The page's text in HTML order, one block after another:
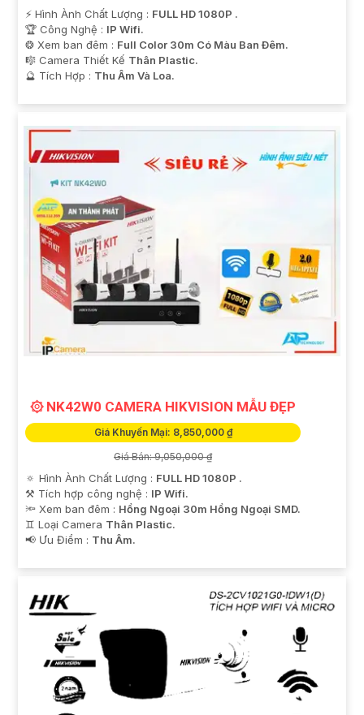
️⚡ Hình Ành Chất Lượng : FULL HD 1080P .
🏆 Công Nghệ : IP Wifi.
❂ Xem ban đêm : Full Color 30m Có Màu Ban Ðêm.
🎼️ Camera Thiết Kế Thân Plastic.
️🔮 Tích Hợp : Thu Âm Và Loa.
۞ NK42W0 CAMERA HIKVISION MẪU ĐẸP
Giá Khuyến Mại: 8,850,000 ₫
Giá Bán: 9,050,000 ₫
🔅 Hình Ành Chất Lượng : FULL HD 1080P .
⚒ Tích hợp công nghệ : IP Wifi.
🔦 Xem ban đêm : Hồng Ngoại 30m Hồng Ngoại SMD.
♊ Loại Camera Thân Plastic.
️📢 Ưu Điểm : Thu Âm.